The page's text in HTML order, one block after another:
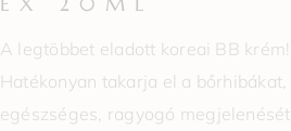
A legtöbbet eladott koreai BB krém!
Hatékonyan takarja el a
egészséges, ragyogó